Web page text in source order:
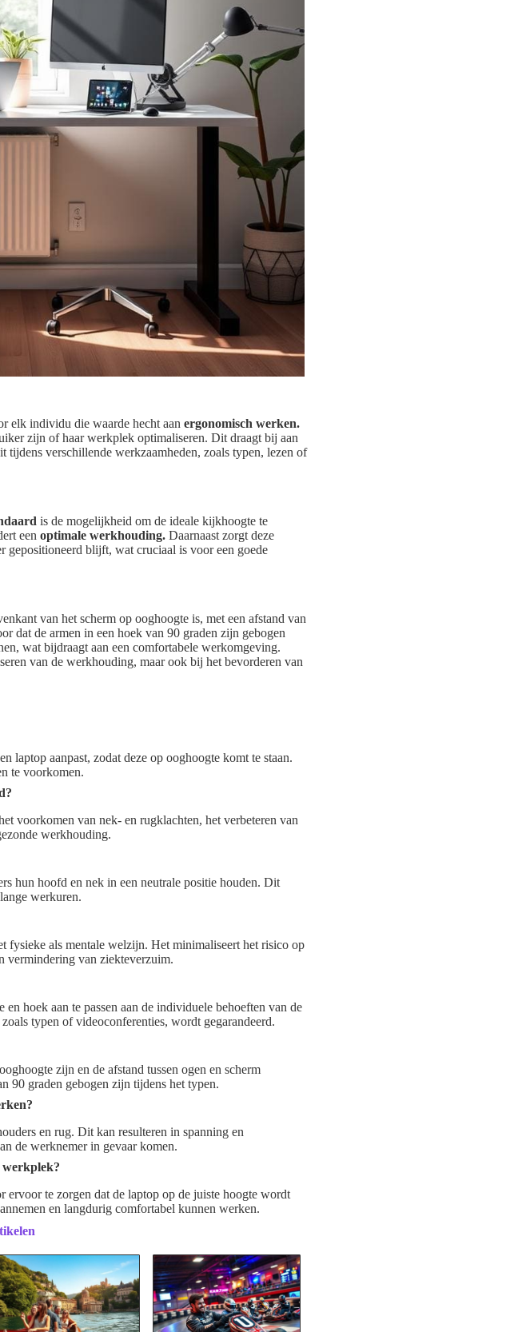
elk individu die waarde hecht aan ergonomisch werken.
zijn of haar werkplek optimaliseren. Dit draagt bij aan
tijdens verschillende werkzaamheden, zoals typen, lezen of
is de mogelijkheid om de ideale kijkhoogte te
een optimale werkhouding. Daarnaast zorgt deze
gepositioneerd blijft, wat cruciaal is voor een goede
van het scherm op ooghoogte is, met een afstand van
dat de armen in een hoek van 90 graden zijn gebogen
wat bijdraagt aan een comfortabele werkomgeving.
van de werkhouding, maar ook bij het bevorderen van
laptop aanpast, zodat deze op ooghoogte komt te staan.
te voorkomen.
voorkomen van nek- en rugklachten, het verbeteren van
werkhouding.
hun hoofd en nek in een neutrale positie houden. Dit
werkuren.
fysieke als mentale welzijn. Het minimaliseert het risico op
vermindering van ziekteverzuim.
hoek aan te passen aan de individuele behoeften van de
typen of videoconferenties, wordt gegarandeerd.
zijn en de afstand tussen ogen en scherm
90 graden gebogen zijn tijdens het typen.
en rug. Dit kan resulteren in spanning en
de werknemer in gevaar komen.
werkplek?
ervoor te zorgen dat de laptop op de juiste hoogte wordt
en langdurig comfortabel kunnen werken.